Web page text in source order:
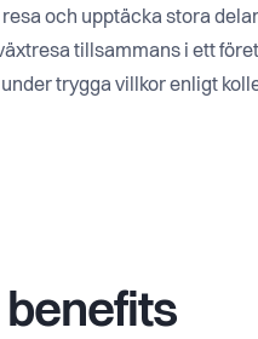
och upptäcka stora
tillsammans i ett
under trygga villkor enligt
benefits